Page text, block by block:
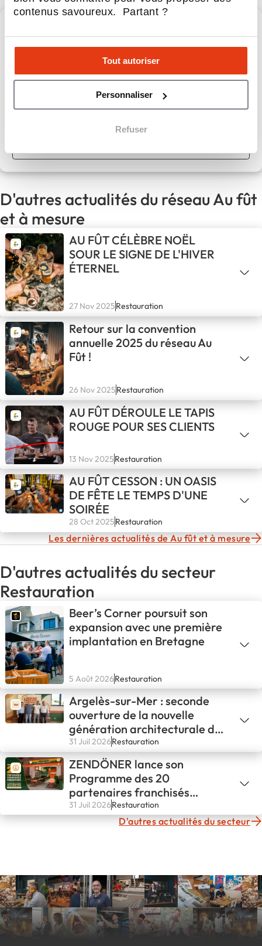
contenus savoureux. Partant ?
Tout autoriser
Personnaliser
Refuser
Au fût et à mesure
Au Fût et à mesure : le bar générateur de passion,
D'autres actualités du réseau Au fût
et à mesure
AU FÛT CÉLÈBRE NOËL
SOUR LE SIGNE DE L'HIVER
ÉTERNEL
27 Nov 2025Restauration
Retour sur la convention
annuelle 2025 du réseau Au
Fût !
26 Nov 2025Restauration
AU FÛT DÉROULE LE TAPIS
ROUGE POUR SES CLIENTS
13 Nov 2025Restauration
AU FÛT CESSON : UN OASIS
DE FÊTE LE TEMPS D'UNE
SOIRÉE
28 Oct 2025Restauration
Les dernières actualités de Au fût et à mesure
D'autres actualités du secteur
Restauration
Beer’s Corner poursuit son
expansion avec une première
implantation en Bretagne
5 Août 2026Restauration
Argelès-sur-Mer : seconde
ouverture de la nouvelle
génération architecturale de
L'ATELIER PAPILLES !
31 Juil 2026Restauration
ZENDÖNER lance son
Programme des 20
partenaires franchisés
fondateurs
31 Juil 2026Restauration
D'autres actualités du secteur